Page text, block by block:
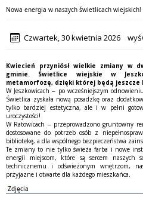
Nowa energia w naszych świetlicach wiejskich!
Czwartek, 30 kwietnia 2026
Kwiecień przyniósł wielkie zmiany w
gminie. Świetlice wiejskie w
metamorfozę, dzięki której będą jeszcze
W Jeszkowicach – po wcześniejszym
Świetlica zyskała nową posadzkę oraz
tylko bardziej estetyczna, ale i w pełni
uroczystości!
W Ratowicach – przeprowadzono gruntowny
dostosowane do potrzeb osób z
bibliotekę, a dla wspólnego bezpieczeństwa
Te zmiany to nie tylko świeża farba i nowe
energii miejscom, które są sercem naszych
technicznemu i odświeżonym wnętrzom,
przyjazne i otwarte dla każdego mieszkańca.
Zdjęcia